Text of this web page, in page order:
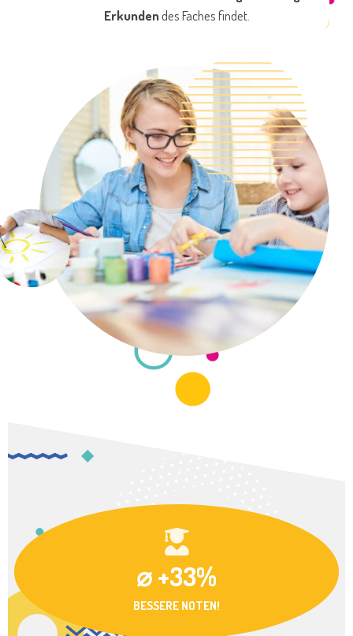
Erkundendes Faches findet.
⌀ +33%
BESSERE NOTEN!